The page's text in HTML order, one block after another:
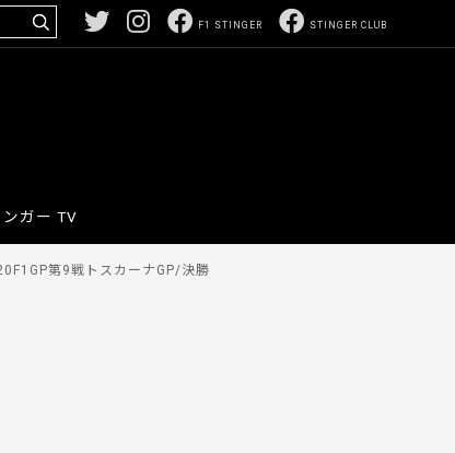
STINGER CLUB
F1 STINGER
ンガー TV
第9戦トスカーナGP/決勝